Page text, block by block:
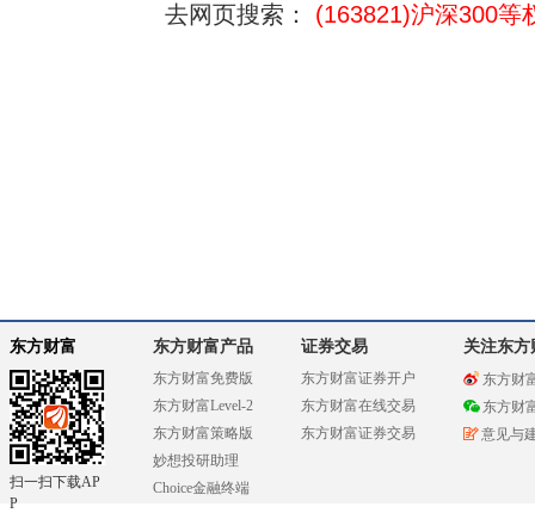
去网页搜索： (163821)沪深300等
东方财富
扫一扫下载AP
P
东方财富产品
东方财富免费版
东方财富Level-2
东方财富策略版
妙想投研助理
Choice金融终端
证券交易
东方财富证券开户
东方财富在线交易
东方财富证券交易
关注东方
东方财
东方财
意见与